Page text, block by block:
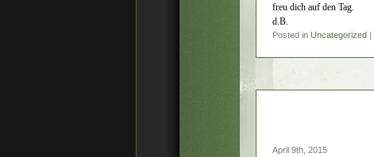
freu dich auf den Tag.
d.B.
Posted in Uncategorized |
April 9th, 2015